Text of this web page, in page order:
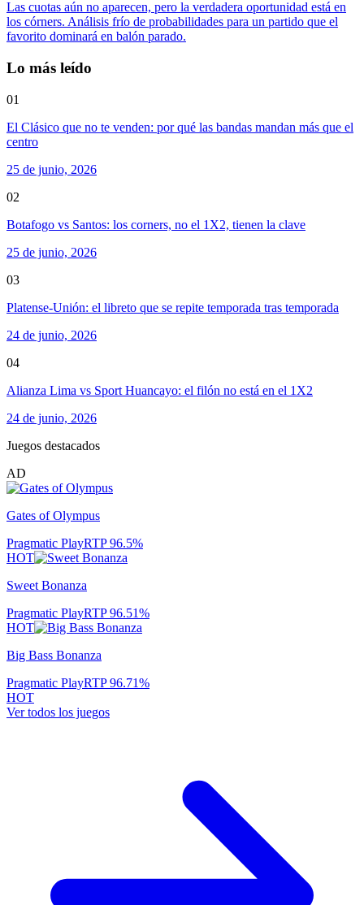
Las cuotas aún no aparecen, pero la verdadera oportunidad está en
los córners. Análisis frío de probabilidades para un partido que el
favorito dominará en balón parado.
Lo más leído
01
El Clásico que no te venden: por qué las bandas mandan más que el
centro
25 de junio, 2026
02
Botafogo vs Santos: los corners, no el 1X2, tienen la clave
25 de junio, 2026
03
Platense-Unión: el libreto que se repite temporada tras temporada
24 de junio, 2026
04
Alianza Lima vs Sport Huancayo: el filón no está en el 1X2
24 de junio, 2026
Juegos destacados
AD
Gates of Olympus
Pragmatic PlayRTP96.5%
HOT
Sweet Bonanza
Pragmatic PlayRTP96.51%
HOT
Big Bass Bonanza
Pragmatic PlayRTP96.71%
HOT
Ver todos los juegos